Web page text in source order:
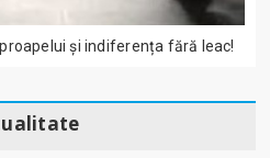
și indiferența fără leac!